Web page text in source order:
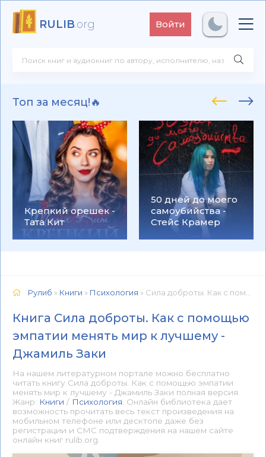
RULIB.org Войти
Топ за месяц!🔥
Крепкий орешек -
Тата Кит
50 дней до моего
самоубийства -
Стейс Крамер
Рулиб » Книги » Психология » Сила доброты. Как с помощью эмпатии менять мир к лучшему - Джамиль Заки 📕 - Книга онлайн бесплатно
Книга Сила доброты. Как с помощью
эмпатии менять мир к лучшему -
Джамиль Заки
На нашем литературном портале можно бесплатно
читать книгу Сила доброты. Как с помощью эмпатии
менять мир к лучшему - Джамиль Заки полная версия.
Жанр: Книги / Психология . Онлайн библиотека дает
возможность прочитать весь текст произведения на
мобильном телефоне или десктопе даже без
регистрации и СМС подтверждения на нашем сайте
онлайн книг rulib.org.